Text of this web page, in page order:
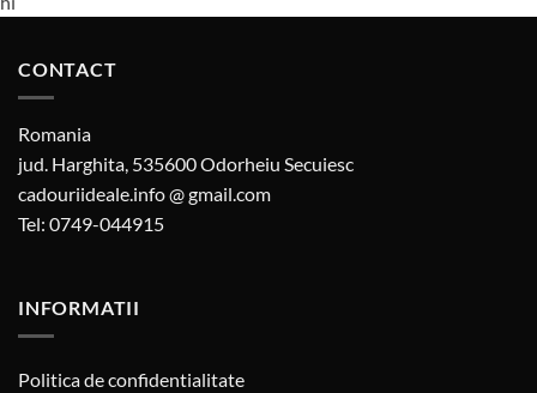
CONTACT
Romania
jud. Harghita, 535600 Odorheiu Secuiesc
cadouriideale.info @ gmail.com
Tel: 0749-044915
INFORMATII
Politica de confidentialitate